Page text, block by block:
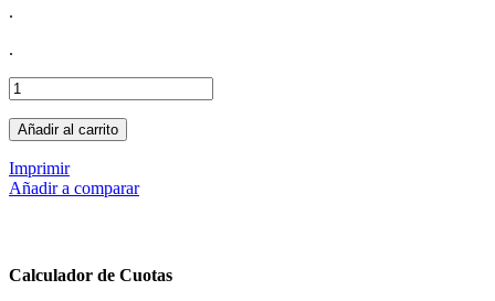
.
.
Añadir al carrito
Imprimir
Añadir a comparar
Calculador de Cuotas